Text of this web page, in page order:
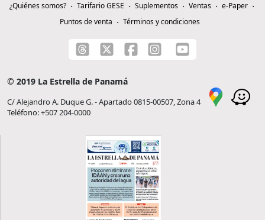
¿Quiénes somos? Tarifario GESE Suplementos Ventas
e-Paper
Puntos de venta
Términos y condiciones
© 2019 La Estrella de Panamá
C/ Alejandro A. Duque G. - Apartado 0815-00507, Zona 4
Teléfono: +507 204-0000